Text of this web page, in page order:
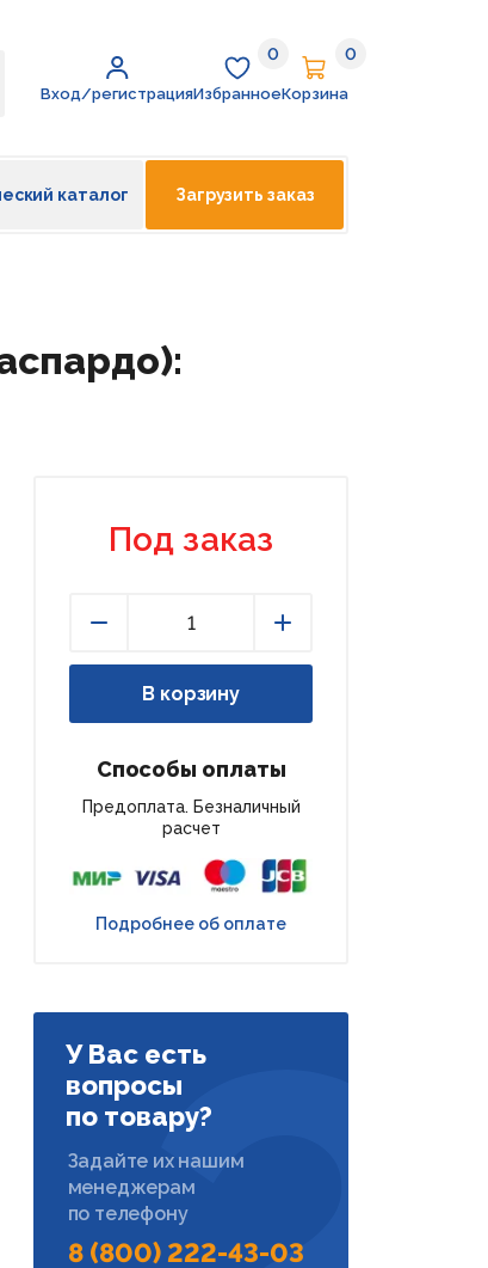
Вход/регистрация
Избранное
0
Избранное
Корзина
0
Корзина
каталог Загрузить заказ
Под заказ
В корзину
Способы оплаты
Предоплата. Безналичный
расчет
Подробнее об оплате
У Вас есть
вопросы
по товару?
Задайте их нашим
менеджерам
по телефону
8 (800) 222-43-03